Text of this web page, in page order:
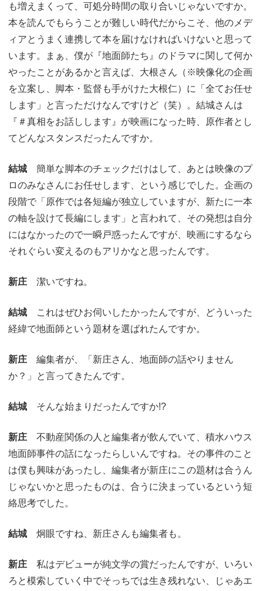
も増えまくって、可処分時間の取り合いじゃないですか。
本を読んでもらうことが難しい時代だからこそ、他のメデ
ィアとうまく連携して本を届けなければいけないと思って
います。まぁ、僕が『地面師たち』のドラマに関して何か
やったことがあるかと言えば、大根さん（※映像化の企画
を立案し、脚本・監督も手がけた大根仁）に「全てお任せ
します」と言っただけなんですけど（笑）。結城さんは
『＃真相をお話しします』が映画になった時、原作者とし
てどんなスタンスだったんですか。
結城 簡単な脚本のチェックだけはして、あとは映像のプ
ロのみなさんにお任せします、という感じでした。企画の
段階で「原作では各短編が独立していますが、新たに一本
の軸を設けて長編にします」と言われて、その発想は自分
にはなかったので一瞬戸惑ったんですが、映画にするなら
それぐらい変えるのもアリかなと思ったんです。
新庄 潔いですね。
結城 これはぜひお伺いしたかったんですが、どういった
経緯で地面師という題材を選ばれたんですか。
新庄 編集者が、「新庄さん、地面師の話やりません
か？」と言ってきたんです。
結城 そんな始まりだったんですか!?
新庄 不動産関係の人と編集者が飲んでいて、積水ハウス
地面師事件の話になったらしいんですね。その事件のこと
は僕も興味があったし、編集者が新庄にこの題材は合うん
じゃないかと思ったものは、合うに決まっているという短
絡思考でした。
結城 炯眼ですね、新庄さんも編集者も。
新庄 私はデビューが純文学の賞だったんですが、いろい
ろと模索していく中でそっちでは生き残れない、じゃあエ